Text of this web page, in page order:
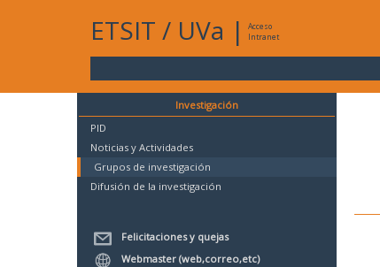
ETSIT / UVa |
Acceso
Intranet
Investigación
PID
Noticias y Actividades
Grupos de investigación
Difusión de la investigación
Felicitaciones y quejas
Webmaster (web,correo,etc)